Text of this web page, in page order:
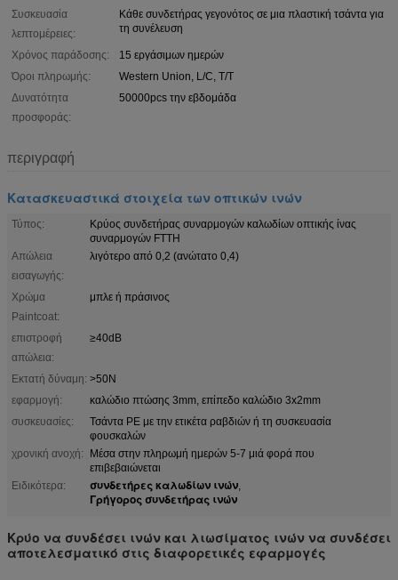
Συσκευασία
λεπτομέρειες:
Κάθε συνδετήρας γεγονότος σε μια πλαστική τσάντα για
τη συνέλευση
Χρόνος παράδοσης:
15 εργάσιμων ημερών
Όροι πληρωμής:
Western Union, L/C, T/T
Δυνατότητα
προσφοράς:
50000pcs την εβδομάδα
περιγραφή
Κατασκευαστικά στοιχεία των οπτικών ινών
Τύπος:
Κρύος συνδετήρας συναρμογών καλωδίων οπτικής ίνας
συναρμογών FTTH
Απώλεια
εισαγωγής:
λιγότερο από 0,2 (ανώτατο 0,4)
Χρώμα
Paintcoat:
μπλε ή πράσινος
επιστροφή
απώλεια:
≥40dB
Εκτατή δύναμη: >50N
εφαρμογή:
καλώδιο πτώσης 3mm, επίπεδο καλώδιο 3x2mm
συσκευασίες:
Τσάντα PE με την ετικέτα ραβδιών ή τη συσκευασία
φουσκαλών
χρονική ανοχή:
Μέσα στην πληρωμή ημερών 5-7 μιά φορά που
επιβεβαιώνεται
Ειδικότερα:
συνδετήρες καλωδίων ινών,
Γρήγορος συνδετήρας ινών
Κρύο να συνδέσει ινών και λιωσίματος ινών να συνδέσει
αποτελεσματικό στις διαφορετικές εφαρμογές